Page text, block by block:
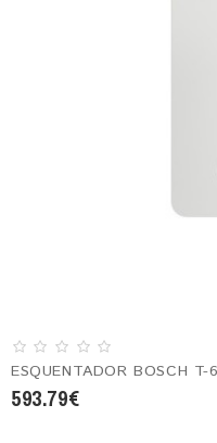
ESQUENTADOR BOSCH
593.79€